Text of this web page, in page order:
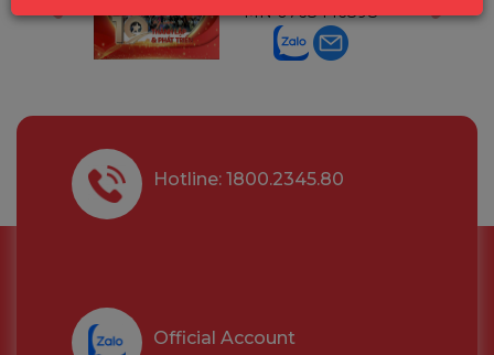
MN 0768446898
Hotline: 1800.2345.80
Official Account